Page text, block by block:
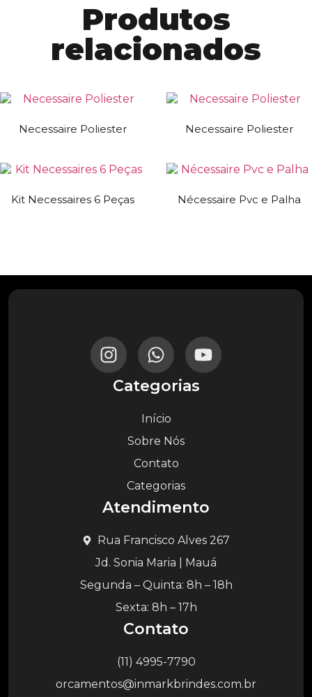
Produtos
relacionados
Necessaire Poliester Necessaire Poliester
Kit Necessaires 6 Peças Nécessaire Pvc e Palha
Categorias
Início
Sobre Nós
Contato
Categorias
Atendimento
Rua Francisco Alves 267
Jd. Sonia Maria | Mauá
Segunda – Quinta: 8h – 18h
Sexta: 8h – 17h
Contato
(11) 4995-7790
orcamentos@inmarkbrindes.com.br